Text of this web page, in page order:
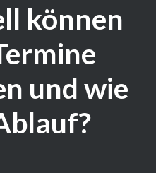
können
und wie